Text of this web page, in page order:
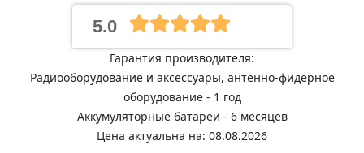
5.0
Гарантия производителя:
Радиооборудование и аксессуары, антенно-фидерное
оборудование - 1 год
Аккумуляторные батареи - 6 месяцев
Цена актуальна на: 08.08.2026